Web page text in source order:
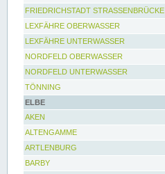
FRIEDRICHSTADT STRASSENBRÜCKE
LEXFÄHRE OBERWASSER
LEXFÄHRE UNTERWASSER
NORDFELD OBERWASSER
NORDFELD UNTERWASSER
TÖNNING
ELBE
AKEN
ALTENGAMME
ARTLENBURG
BARBY